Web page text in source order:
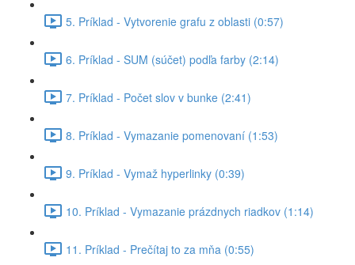
5. Príklad - Vytvorenie grafu z oblasti (0:57)
6. Príklad - SUM (súčet) podľa farby (2:14)
7. Príklad - Počet slov v bunke (2:41)
8. Príklad - Vymazanie pomenovaní (1:53)
9. Príklad - Vymaž hyperlinky (0:39)
10. Príklad - Vymazanie prázdnych riadkov (1:14)
11. Príklad - Prečítaj to za mňa (0:55)